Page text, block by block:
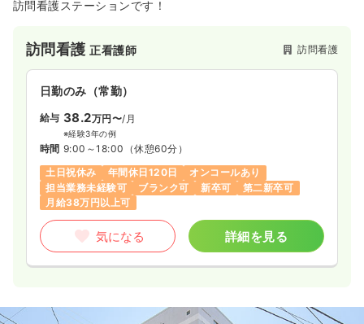
訪問看護ステーションです！
訪問看護正看護師 訪問看護
日勤のみ（常勤）
給与 38.2万円〜/月
※経験3年の例
時間 9:00～18:00 （休憩60分）
土日祝休み
年間休日120日
オンコールあり
担当業務未経験可
ブランク可 新卒可
第二新卒可
月給38万円以上可
気になる 詳細を見る